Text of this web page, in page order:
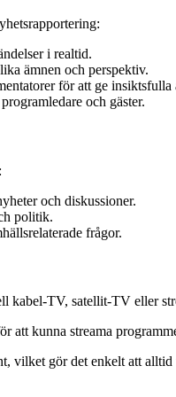
i realtid.
ämnen och perspektiv.
för att ge insiktsfulla
och gäster.
och diskussioner.
politik.
frågor.
TV, satellit-TV eller
att kunna streama
gör det enkelt att alltid